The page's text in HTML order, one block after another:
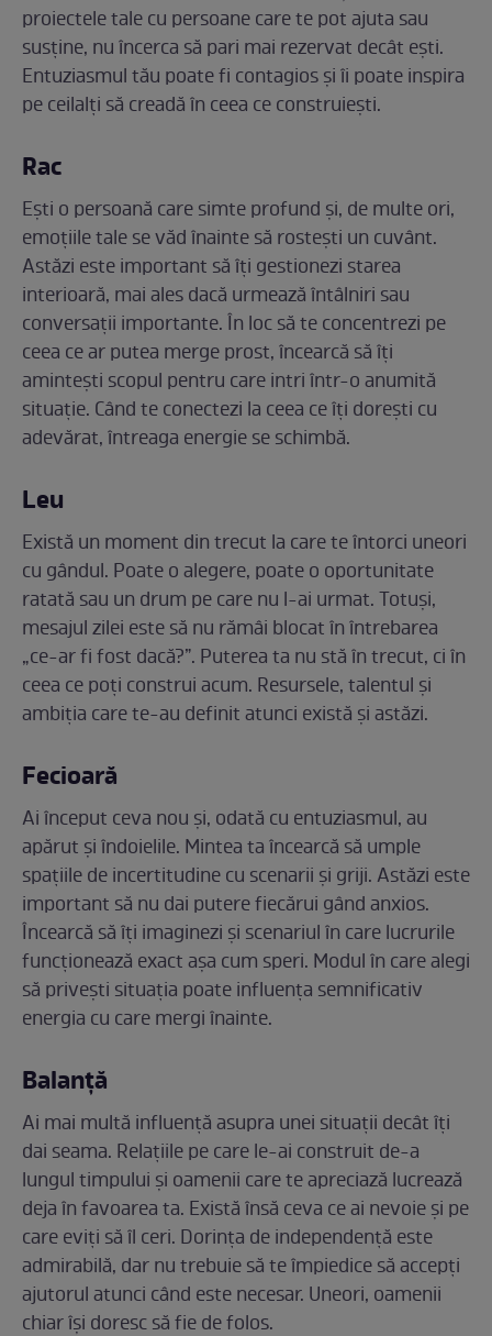
proiectele tale cu persoane care te pot ajuta sau
susține, nu încerca să pari mai rezervat decât ești.
Entuziasmul tău poate fi contagios și îi poate inspira
pe ceilalți să creadă în ceea ce construiești.
Rac
Ești o persoană care simte profund și, de multe ori,
emoțiile tale se văd înainte să rostești un cuvânt.
Astăzi este important să îți gestionezi starea
interioară, mai ales dacă urmează întâlniri sau
conversații importante. În loc să te concentrezi pe
ceea ce ar putea merge prost, încearcă să îți
amintești scopul pentru care intri într-o anumită
situație. Când te conectezi la ceea ce îți dorești cu
adevărat, întreaga energie se schimbă.
Leu
Există un moment din trecut la care te întorci uneori
cu gândul. Poate o alegere, poate o oportunitate
ratată sau un drum pe care nu l-ai urmat. Totuși,
mesajul zilei este să nu rămâi blocat în întrebarea
„ce-ar fi fost dacă?”. Puterea ta nu stă în trecut, ci în
ceea ce poți construi acum. Resursele, talentul și
ambiția care te-au definit atunci există și astăzi.
Fecioară
Ai început ceva nou și, odată cu entuziasmul, au
apărut și îndoielile. Mintea ta încearcă să umple
spațiile de incertitudine cu scenarii și griji. Astăzi este
important să nu dai putere fiecărui gând anxios.
Încearcă să îți imaginezi și scenariul în care lucrurile
funcționează exact așa cum speri. Modul în care alegi
să privești situația poate influența semnificativ
energia cu care mergi înainte.
Balanță
Ai mai multă influență asupra unei situații decât îți
dai seama. Relațiile pe care le-ai construit de-a
lungul timpului și oamenii care te apreciază lucrează
deja în favoarea ta. Există însă ceva ce ai nevoie și pe
care eviți să îl ceri. Dorința de independență este
admirabilă, dar nu trebuie să te împiedice să accepți
ajutorul atunci când este necesar. Uneori, oamenii
chiar își doresc să fie de folos.